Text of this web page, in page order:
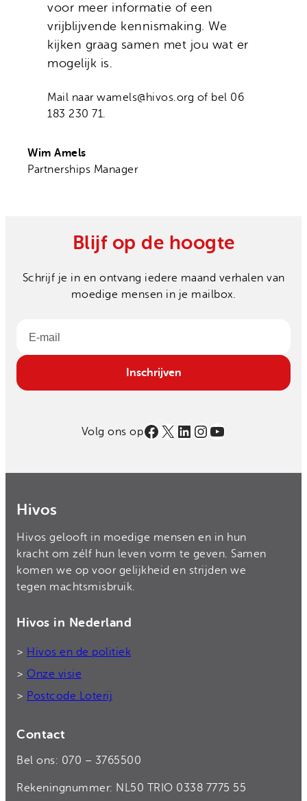
voor meer informatie of een
vrijblijvende kennismaking. We
kijken graag samen met jou wat er
mogelijk is.
Mail naar wamels@hivos.org of bel 06
183 230 71.
Wim Amels
Partnerships Manager
Blijf op de hoogte
Schrijf je in en ontvang iedere maand verhalen van
moedige mensen in je mailbox.
Email
Inschrijven
Volg ons opFacebook
X LinkedIn
Instagram
YouTube
Hivos
Hivos gelooft in moedige mensen en in hun
kracht om zélf hun leven vorm te geven. Samen
komen we op voor gelijkheid en strijden we
tegen machtsmisbruik.
Hivos in Nederland
> Hivos en de politiek
> Onze visie
> Postcode Loterij
Contact
Bel ons: 070 – 3765500
Rekeningnummer: NL50 TRIO 0338 7775 55